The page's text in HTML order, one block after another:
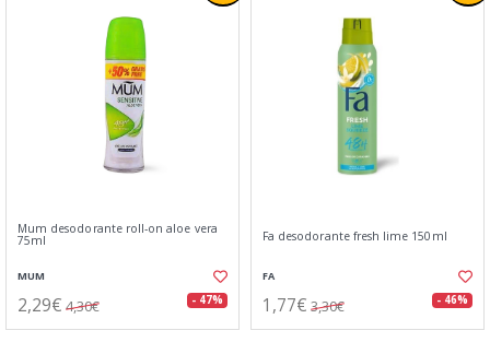
Mum desodorante roll-on aloe vera
75ml
MUM
2,29€ 4,30€ - 47%
Fa desodorante fresh lime 150ml
FA
1,77€ 3,30€ - 46%